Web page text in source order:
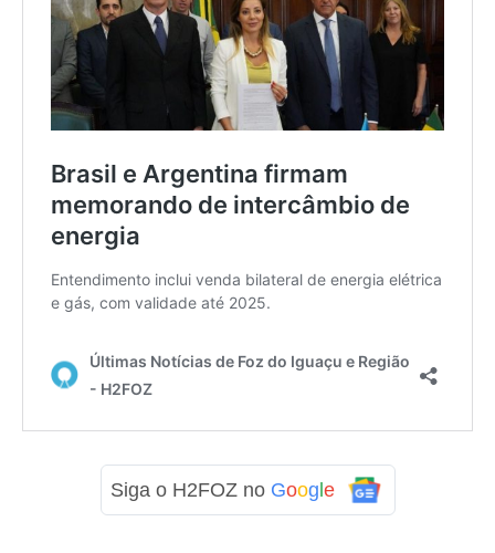
Siga o H2FOZ no Google